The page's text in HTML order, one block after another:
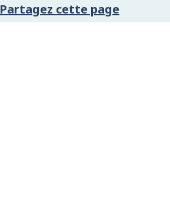
Partagez cette page